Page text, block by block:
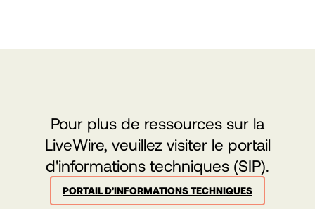
Pour plus de ressources sur la
LiveWire, veuillez visiter le portail
d'informations techniques (SIP).
PORTAIL D'INFORMATIONS TECHNIQUES